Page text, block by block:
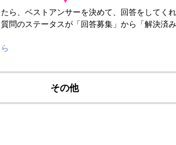
ら、ベストアンサーを決めて、回答をしてく
問のステータスが「回答募集」から「解決済
その他